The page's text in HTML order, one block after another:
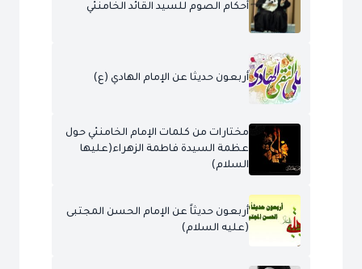
أحكام الصوم للسيد القائد الخامنئي
أربعون حديثا عن الإمام الهادي (ع)
مختارات من كلمات الإمام الخامنئي حول
عظمة السيدة فاطمة الزهراء(عليها
السلام)
أربعون حديثاً عن الإمام الحسن المجتبى
(عليه السلام)